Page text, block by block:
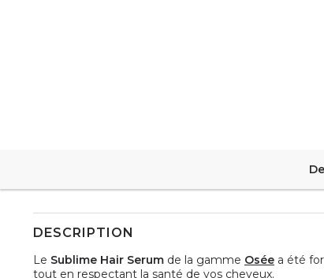
DESCRIPTION
Le Sublime Hair Serum de la gamme Osée a été
tout en respectant la santé de vos cheveux.